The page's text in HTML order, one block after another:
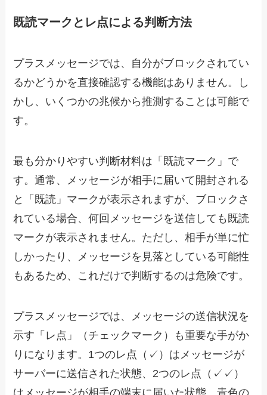
既読マークとレ点による判断方法
プラスメッセージでは、自分がブロックされてい
るかどうかを直接確認する機能はありません。し
かし、いくつかの兆候から推測することは可能で
す。
最も分かりやすい判断材料は「既読マーク」で
す。通常、メッセージが相手に届いて開封される
と「既読」マークが表示されますが、ブロックさ
れている場合、何回メッセージを送信しても既読
マークが表示されません。ただし、相手が単に忙
しかったり、メッセージを見落としている可能性
もあるため、これだけで判断するのは危険です。
プラスメッセージでは、メッセージの送信状況を
示す「レ点」（チェックマーク）も重要な手がか
りになります。1つのレ点（✓）はメッセージが
サーバーに送信された状態、2つのレ点（✓✓）
はメッセージが相手の端末に届いた状態、青色の